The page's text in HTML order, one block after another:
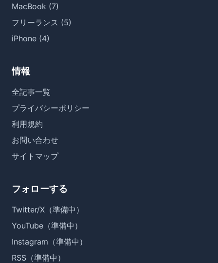
MacBook (7)
フリーランス (5)
iPhone (4)
情報
全記事一覧
プライバシーポリシー
利用規約
お問い合わせ
サイトマップ
フォローする
Twitter/X（準備中）
YouTube（準備中）
Instagram（準備中）
RSS（準備中）